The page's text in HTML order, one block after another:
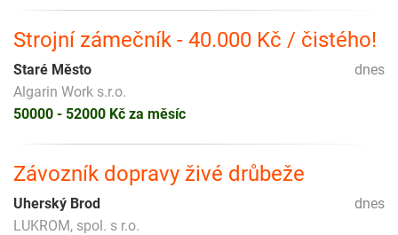
Strojní zámečník - 40.000 Kč / čistého!
dnes
Staré Město
Algarin Work s.r.o.
50000 - 52000 Kč za měsíc
Závozník dopravy živé drůbeže
dnes
Uherský Brod
LUKROM, spol. s r.o.